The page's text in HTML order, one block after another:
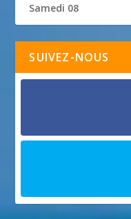
Samedi 08
SUIVEZ-NOUS